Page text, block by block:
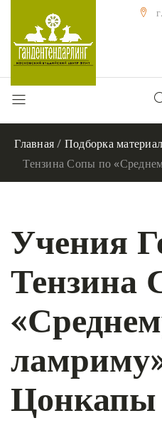
Главная/ Подборка
Тензина Сопы по
Учения
Тензина
Цонкапы